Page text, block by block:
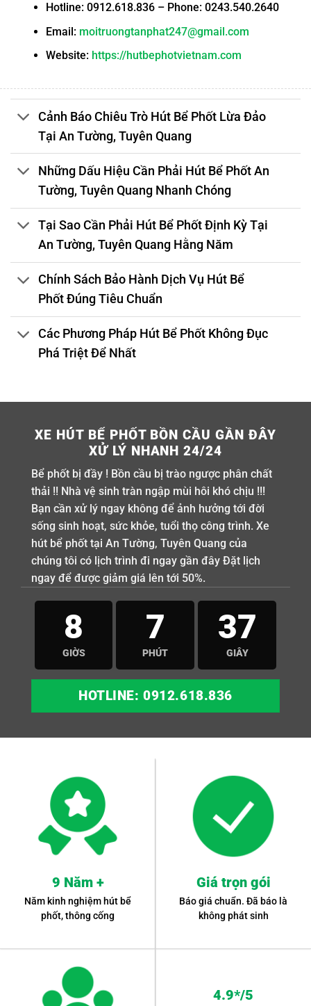
Hotline: 0912.618.836 – Phone: 0243.540.2640
Email: moitruongtanphat247@gmail.com
Website: https://hutbephotvietnam.com
Cảnh Báo Chiêu Trò Hút Bể Phốt Lừa Đảo
Tại An Tường, Tuyên Quang
Những Dấu Hiệu Cần Phải Hút Bể Phốt An
Tường, Tuyên Quang Nhanh Chóng
Tại Sao Cần Phải Hút Bể Phốt Định Kỳ Tại
An Tường, Tuyên Quang Hằng Năm
Chính Sách Bảo Hành Dịch Vụ Hút Bể
Phốt Đúng Tiêu Chuẩn
Các Phương Pháp Hút Bể Phốt Không Đục
Phá Triệt Để Nhất
XE HÚT BỂ PHỐT BỒN CẦU GẦN ĐÂY
XỬ LÝ NHANH 24/24
Bể phốt bị đầy ! Bồn cầu bị trào ngược phân chất
thải !! Nhà vệ sinh tràn ngập mùi hôi khó chịu !!!
Bạn cần xử lý ngay không để ảnh hưởng tới đời
sống sinh hoạt, sức khỏe, tuổi thọ công trình. Xe
hút bể phốt tại An Tường, Tuyên Quang của
chúng tôi có lịch trình đi ngay gần đây Đặt lịch
ngay để được giảm giá lên tới 50%.
8
GIỜS
7
PHÚT
36
GIÂY
HOTLINE: 0912.618.836
9 Năm +
Năm kinh nghiệm hút bể
phốt, thông cống
Giá trọn gói
Báo giá chuẩn. Đã báo là
không phát sinh
4.9*/5